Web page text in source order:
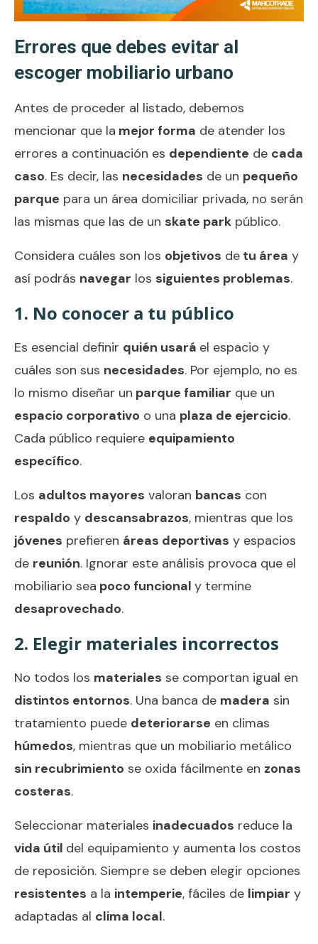
Errores que debes evitar al
escoger mobiliario urbano
Antes de proceder al listado, debemos
mencionar que la mejor forma de atender los
errores a continuación es dependiente de cada
caso. Es decir, las necesidades de un pequeño
parque para un área domiciliar privada, no serán
las mismas que las de un skate park público.
Considera cuáles son los objetivos de tu área y
así podrás navegar los siguientes problemas.
1. No conocer a tu público
Es esencial definir quién usará el espacio y
cuáles son sus necesidades. Por ejemplo, no es
lo mismo diseñar un parque familiar que un
espacio corporativo o una plaza de ejercicio.
Cada público requiere equipamiento
específico.
Los adultos mayores valoran bancas con
respaldo y descansabrazos, mientras que los
jóvenes prefieren áreas deportivas y espacios
de reunión. Ignorar este análisis provoca que el
mobiliario sea poco funcional y termine
desaprovechado.
2. Elegir materiales incorrectos
No todos los materiales se comportan igual en
distintos entornos. Una banca de madera sin
tratamiento puede deteriorarse en climas
húmedos, mientras que un mobiliario metálico
sin recubrimiento se oxida fácilmente en zonas
costeras.
Seleccionar materiales inadecuados reduce la
vida útil del equipamiento y aumenta los costos
de reposición. Siempre se deben elegir opciones
resistentes a la intemperie, fáciles de limpiar y
adaptadas al clima local.